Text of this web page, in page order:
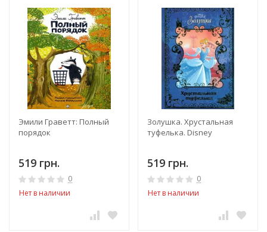
Эмили Граветт: Полный
порядок
519 грн.
0
Нет в наличии
Золушка. Хрустальная
туфелька. Disney
519 грн.
0
Нет в наличии